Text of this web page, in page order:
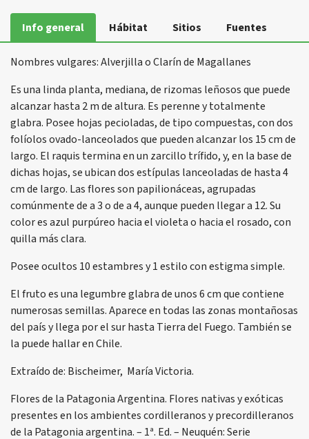
Info general Hábitat Sitios Fuentes
Nombres vulgares: Alverjilla o Clarín de Magallanes
Es una linda planta, mediana, de rizomas leñosos que puede
alcanzar hasta 2 m de altura. Es perenne y totalmente
glabra. Posee hojas pecioladas, de tipo compuestas, con dos
folíolos ovado-lanceolados que pueden alcanzar los 15 cm de
largo. El raquis termina en un zarcillo trífido, y, en la base de
dichas hojas, se ubican dos estípulas lanceoladas de hasta 4
cm de largo. Las flores son papilionáceas, agrupadas
comúnmente de a 3 o de a 4, aunque pueden llegar a 12. Su
color es azul purpúreo hacia el violeta o hacia el rosado, con
quilla más clara.
Posee ocultos 10 estambres y 1 estilo con estigma simple.
El fruto es una legumbre glabra de unos 6 cm que contiene
numerosas semillas. Aparece en todas las zonas montañosas
del país y llega por el sur hasta Tierra del Fuego. También se
la puede hallar en Chile.
Extraído de: Bischeimer, María Victoria.
Flores de la Patagonia Argentina. Flores nativas y exóticas
presentes en los ambientes cordilleranos y precordilleranos
de la Patagonia argentina. – 1ª. Ed. – Neuquén: Serie